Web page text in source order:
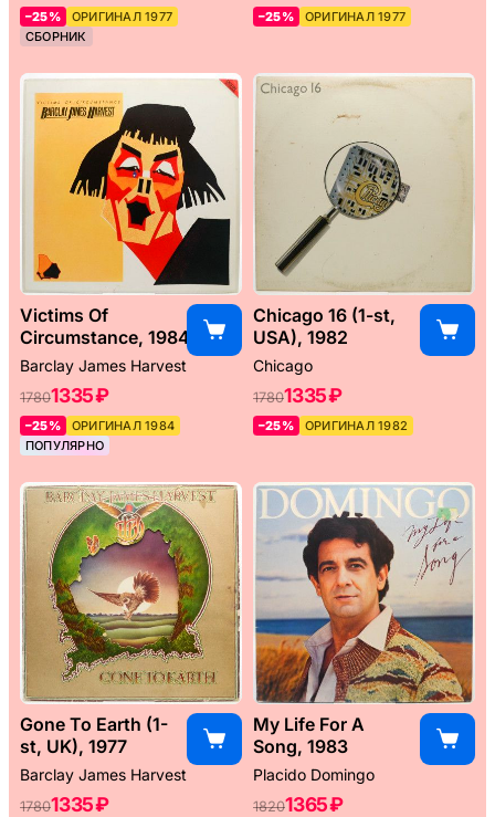
–25%
ОРИГИНАЛ 1977
СБОРНИК
–25% ОРИГИНАЛ 1977
Victims Of
Circumstance, 1984
Barclay James Harvest
17801335 ₽
–25%
ОРИГИНАЛ 1984
ПОПУЛЯРНО
Chicago 16 (1-st,
USA), 1982
Chicago
17801335 ₽
–25% ОРИГИНАЛ 1982
Gone To Earth (1-
st, UK), 1977
Barclay James Harvest
17801335 ₽
My Life For A
Song, 1983
Placido Domingo
18201365 ₽